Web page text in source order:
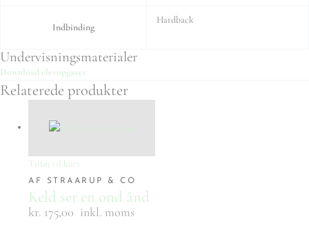
Indbinding
Hardback
Undervisningsmaterialer
Download elevopgaver
Relaterede produkter
Tilføj til kurv
AF STRAARUP & CO
Keld ser en ond ånd
kr. 175,00 inkl. moms